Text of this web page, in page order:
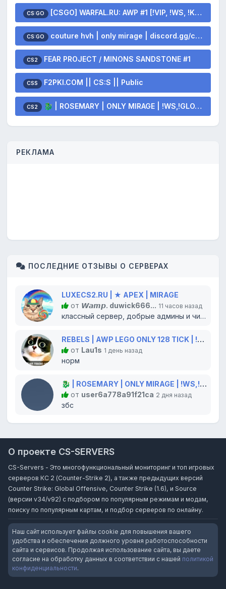
CS:GO [CSGO] WARFAL.RU: AWP #1 [!VIP, !WS, !KNIFE, !GLOVES]
CS:GO couture hvh | only mirage | discord.gg/couturehvh
CS2 FEAR PROJECT / MINONS SANDSTONE #1
CSS F2PKI.COM || CS:S || Public
CS2 🐉 | ROSEMARY | ONLY MIRAGE | !WS,!GLOVES,!KNIFE 💫
РЕКЛАМА
ПОСЛЕДНИЕ ОТЗЫВЫ О СЕРВЕРАХ
LUXECS2.RU | ★ APEX | MIRAGE
от 𝙒𝙖𝙢𝙥. duwick666... 11 часов назад
классный сервер, добрые админы и читеров нет!) ставлю лосяру серверу...
REBELS | AWP LEGO ONLY 128 TICK | !WS !GLOVES !KNIFE
от Lau1s 1 день назад
норм
🐉 | ROSEMARY | ONLY MIRAGE | !WS,!GLOVES,!KNIFE 💫
от user6a778a91f21ca 2 дня назад
збс
О проекте CS-SERVERS
CS-Servers - Это многофункциональный мониторинг и топ игровых
серверов КС 2 (Counter-Strike 2), а также предыдущих версий
Counter Strike: Global Offensive, Counter Strike (1.6), и Source
(версии v34/v92) с подбором по популярным режимам и модам,
поиску по популярным картам, и подбор серверов по онлайну.
Наш сайт использует файлы cookie для повышения вашего
удобства и обеспечения должного уровня работоспособности
сайта и сервисов. Продолжая использование сайта, вы даете
согласие на обработку данных в соответствии с нашей политикой
конфиденциальности.